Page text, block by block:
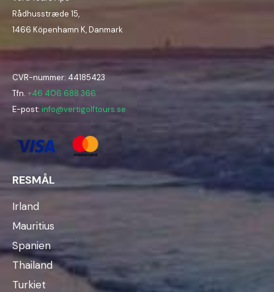
Rådhusstræde 15,
1466 Köpenhamn K, Danmark
CVR-nummer: 44185423
Tfn. +46 406 688 366
E-post: info@vertigolftours.se
RESMÅL
Irland
Mauritius
Spanien
Thailand
Turkiet